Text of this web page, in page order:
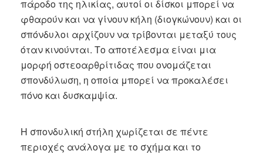
πάροδο της ηλικίας, αυτοί οι δίσκοι μπορεί να
φθαρούν και να γίνουν κήλη (διογκώνουν) και οι
σπόνδυλοι αρχίζουν να τρίβονται μεταξύ τους
όταν κινούνται. Το αποτέλεσμα είναι μια
μορφή οστεοαρθρίτιδας που ονομάζεται
σπονδύλωση, η οποία μπορεί να προκαλέσει
πόνο και δυσκαμψία.
Η σπονδυλική στήλη χωρίζεται σε πέντε
περιοχές ανάλογα με το σχήμα και το